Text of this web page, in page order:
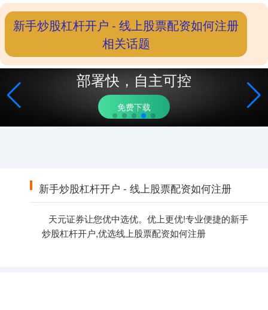
部署快，自主可控
免费下载
新手炒股杠杆开户 - 线上股票配资如何注册
天元证券让您优中选优。优上更优!专业便捷的新手
炒股杠杆开户,优选线上股票配资如何注册
新手炒股杠杆开户 - 线上股票配资如何注册
相关话题